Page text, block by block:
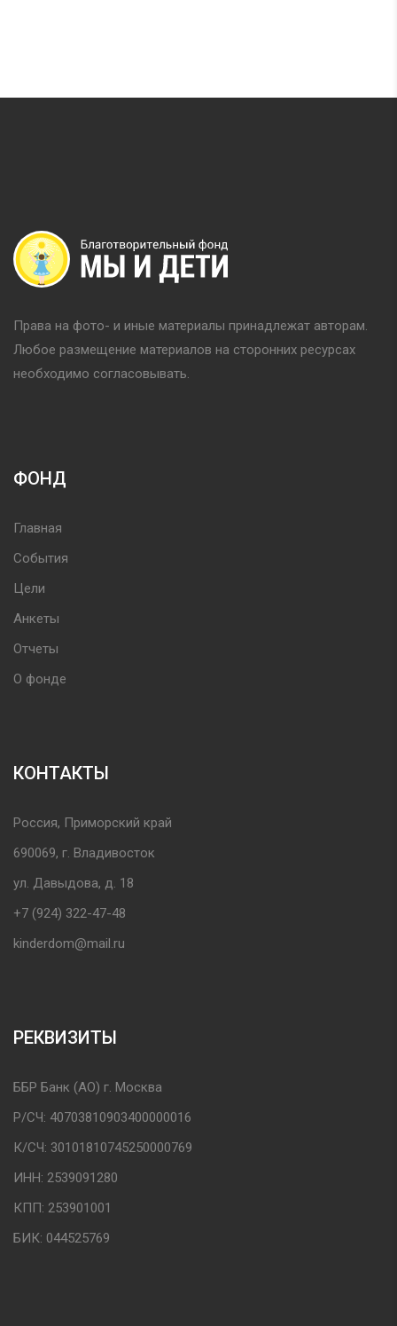
Права на фото- и иные материалы принадлежат авторам.
Любое размещение материалов на сторонних ресурсах
необходимо согласовывать.
ФОНД
Главная
События
Цели
Анкеты
Отчеты
О фонде
КОНТАКТЫ
Россия, Приморский край
690069, г. Владивосток
ул. Давыдова, д. 18
+7 (924) 322-47-48
kinderdom@mail.ru
РЕКВИЗИТЫ
ББР Банк (АО) г. Москва
Р/СЧ: 40703810903400000016
К/СЧ: 30101810745250000769
ИНН: 2539091280
КПП: 253901001
БИК: 044525769